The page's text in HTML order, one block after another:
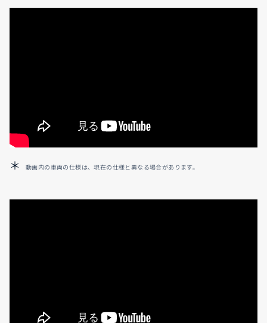
動画内の車両の仕様は、現在の仕様と異なる場合があります。